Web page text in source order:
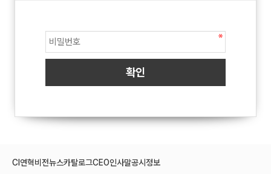
CI 연혁비전뉴스카탈로그CEO인사말공시정보